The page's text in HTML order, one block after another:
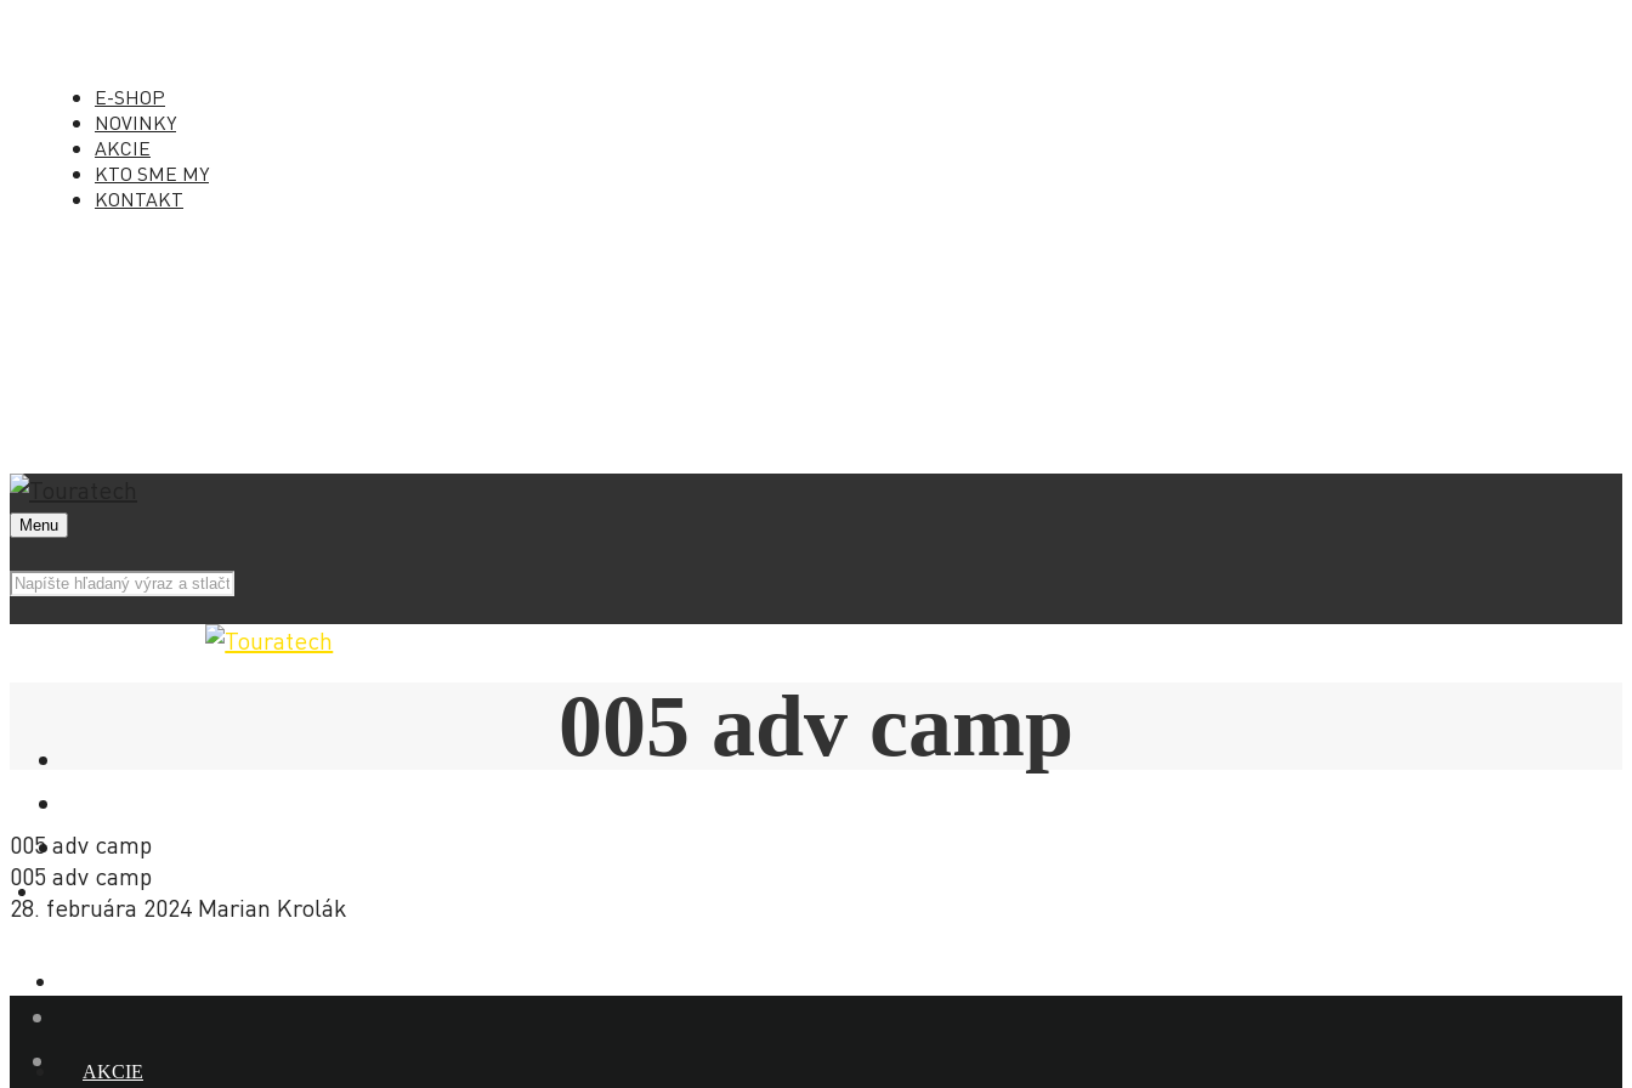
E-SHOP
NOVINKY
AKCIE
KTO SME MY
KONTAKT
Menu
E-SHOP
AKCIE
005 adv camp
005 adv camp
005 adv camp
28. februára 2024 Marian Krolák